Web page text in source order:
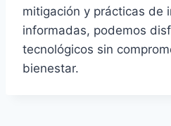
mitigación y prácticas de
informadas, podemos
tecnológicos sin
bienestar.